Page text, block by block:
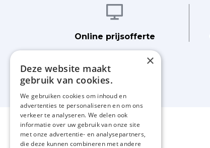
Online prijsofferte
×
Deze website maakt
gebruik van cookies.
We gebruiken cookies om inhoud en
advertenties te personaliseren en om ons
verkeer te analyseren. We delen ook
informatie over uw gebruik van onze site
met onze advertentie- en analysepartners,
die deze kunnen combineren met andere